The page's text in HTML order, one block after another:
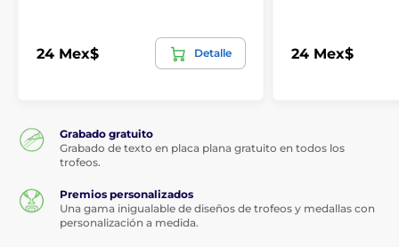
24 Mex$ Detalle 24 Mex$
Grabado gratuito
Grabado de texto en placa plana gratuito en todos los
trofeos.
Premios personalizados
Una gama inigualable de diseños de trofeos y medallas con
personalización a medida.